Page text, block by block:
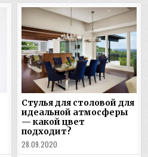
Стулья для столовой для
идеальной атмосферы
— какой цвет
подходит?
28.09.2020